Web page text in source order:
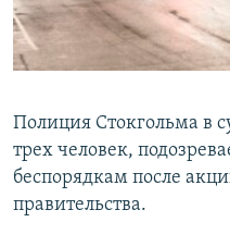
Полиция Стокгольма в
трех человек,
беспорядкам после
правительства.